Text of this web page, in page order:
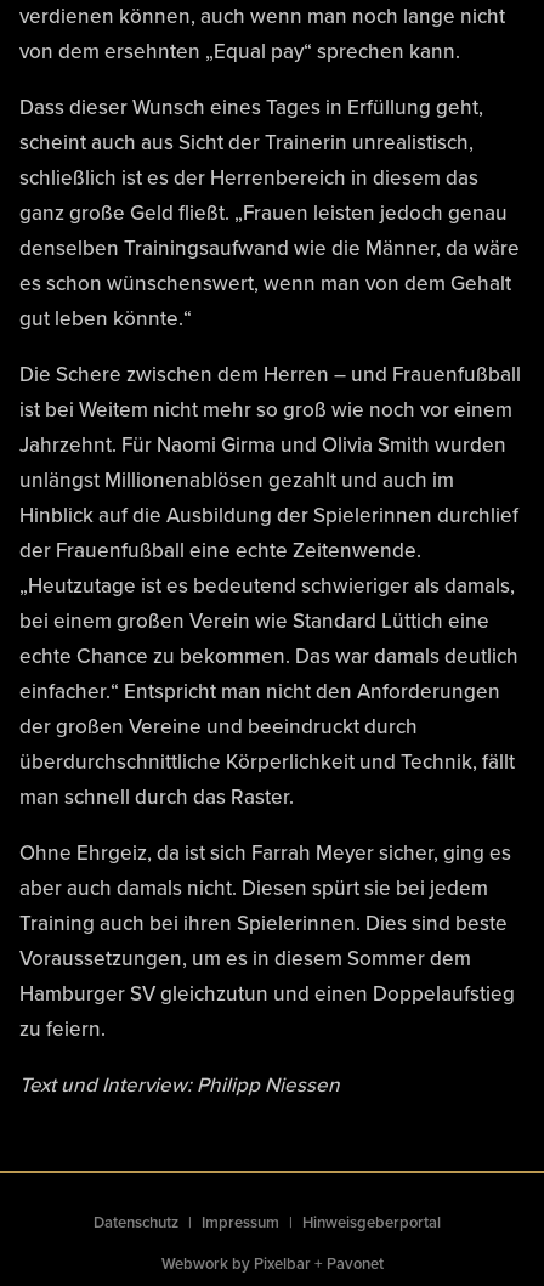
verdienen können, auch wenn man noch lange nicht
von dem ersehnten „Equal pay“ sprechen kann.
Dass dieser Wunsch eines Tages in Erfüllung geht,
scheint auch aus Sicht der Trainerin unrealistisch,
schließlich ist es der Herrenbereich in diesem das
ganz große Geld fließt. „Frauen leisten jedoch genau
denselben Trainingsaufwand wie die Männer, da wäre
es schon wünschenswert, wenn man von dem Gehalt
gut leben könnte.“
Die Schere zwischen dem Herren – und Frauenfußball
ist bei Weitem nicht mehr so groß wie noch vor einem
Jahrzehnt. Für Naomi Girma und Olivia Smith wurden
unlängst Millionenablösen gezahlt und auch im
Hinblick auf die Ausbildung der Spielerinnen durchlief
der Frauenfußball eine echte Zeitenwende.
„Heutzutage ist es bedeutend schwieriger als damals,
bei einem großen Verein wie Standard Lüttich eine
echte Chance zu bekommen. Das war damals deutlich
einfacher.“ Entspricht man nicht den Anforderungen
der großen Vereine und beeindruckt durch
überdurchschnittliche Körperlichkeit und Technik, fällt
man schnell durch das Raster.
Ohne Ehrgeiz, da ist sich Farrah Meyer sicher, ging es
aber auch damals nicht. Diesen spürt sie bei jedem
Training auch bei ihren Spielerinnen. Dies sind beste
Voraussetzungen, um es in diesem Sommer dem
Hamburger SV gleichzutun und einen Doppelaufstieg
zu feiern.
Text und Interview: Philipp Niessen
Datenschutz Impressum Hinweisgeberportal
Webwork by Pixelbar+ Pavonet